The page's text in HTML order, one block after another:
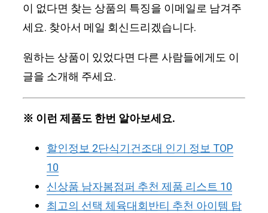
이 없다면 찾는 상품의 특징을 이메일로 남겨주
세요. 찾아서 메일 회신드리겠습니다.
원하는 상품이 있었다면 다른 사람들에게도 이
글을 소개해 주세요.
※ 이런 제품도 한번 알아보세요.
할인정보 2단식기건조대 인기 정보 TOP
10
신상품 남자봄점퍼 추천 제품 리스트 10
최고의 선택 체육대회반티 추천 아이템 탑